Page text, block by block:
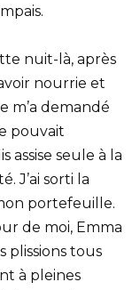
nuit-là, après
nourrie et
m’a demandé
pouvait
assise seule à la
J’ai sorti la
portefeuille.
de moi, Emma
plissions tous
à pleines